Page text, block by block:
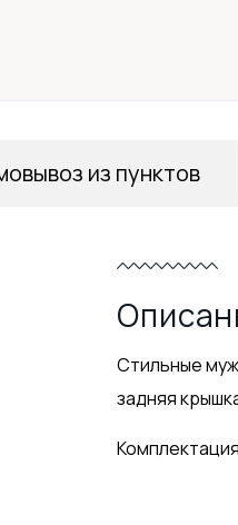
Стильные
задняя
из пунктов